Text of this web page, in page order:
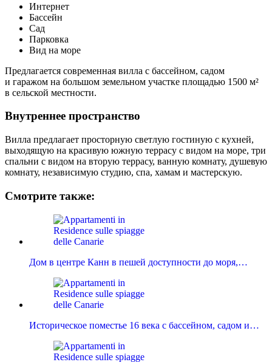
Интернет
Бассейн
Сад
Парковка
Вид на море
Предлагается современная вилла с бассейном, садом
и гаражом на большом земельном участке площадью 1500 м²
в сельской местности.
Внутреннее пространство
Вилла предлагает просторную светлую гостиную с кухней,
выходящую на красивую южную террасу с видом на море, три
спальни с видом на вторую террасу, ванную комнату, душевую
комнату, независимую студию, спа, хамам и мастерскую.
Смотрите также:
Дом в центре Канн в пешей доступности до моря,…
Историческое поместье 16 века с бассейном, садом и…